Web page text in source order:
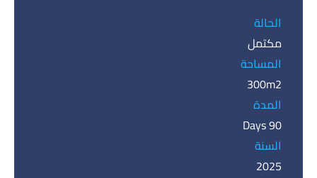
الحالة
مكتمل
المساحة
300m2
المدة
90 Days
السنة
2025